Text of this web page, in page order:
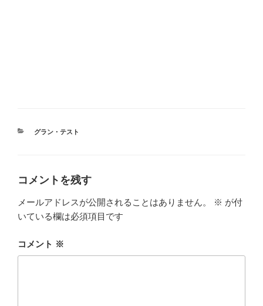
カ
グラン・テスト
コメントを残す
メールアドレスが公開されることはありません。 ※ が付
いている欄は必須項目です
コメント ※